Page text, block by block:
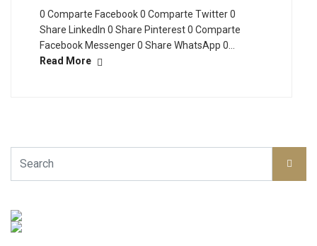
0 Comparte Facebook 0 Comparte Twitter 0
Share LinkedIn 0 Share Pinterest 0 Comparte
Facebook Messenger 0 Share WhatsApp 0…
Read More